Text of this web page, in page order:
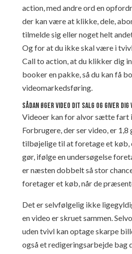
action, med andre ord en
der kan være at klikke, dele,
tilmelde sig eller noget helt
Og for at du ikke skal være i
Call to action, at du klikker dig
booker en pakke, så du kan få
videomarkedsføring.
Sådan øger video dit salg og giver
Videoer kan for alvor sætte fart
Forbrugere, der ser video, er 1,8
tilbøjelige til at foretage et køb,
gør, ifølge en undersøgelse
er næsten dobbelt så stor
foretager et køb, når de
Det er selvfølgelig ikke
en video er skruet sammen.
uden tvivl kan optage skarpe
også et redigeringsarbejde bag